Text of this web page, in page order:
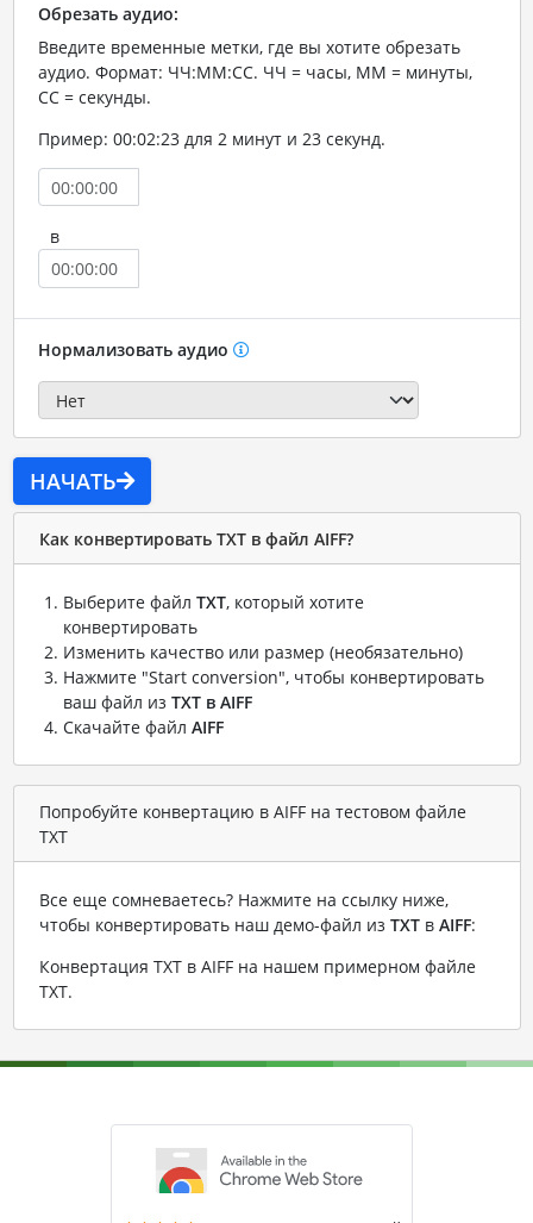
Обрезать аудио:
Введите временные метки, где вы хотите обрезать
аудио. Формат: ЧЧ:ММ:СС. ЧЧ = часы, ММ = минуты,
СС = секунды.
Пример: 00:02:23 для 2 минут и 23 секунд.
в
Нормализовать аудио
НАЧАТЬ
Как конвертировать TXT в файл AIFF?
Выберите файл TXT, который хотите
конвертировать
Изменить качество или размер (необязательно)
Нажмите "Start conversion", чтобы конвертировать
ваш файл из TXT в AIFF
Скачайте файл AIFF
Попробуйте конвертацию в AIFF на тестовом файле
TXT
Все еще сомневаетесь? Нажмите на ссылку ниже,
чтобы конвертировать наш демо-файл из TXTв AIFF:
Конвертация TXT в AIFF на нашем примерном файле
TXT.